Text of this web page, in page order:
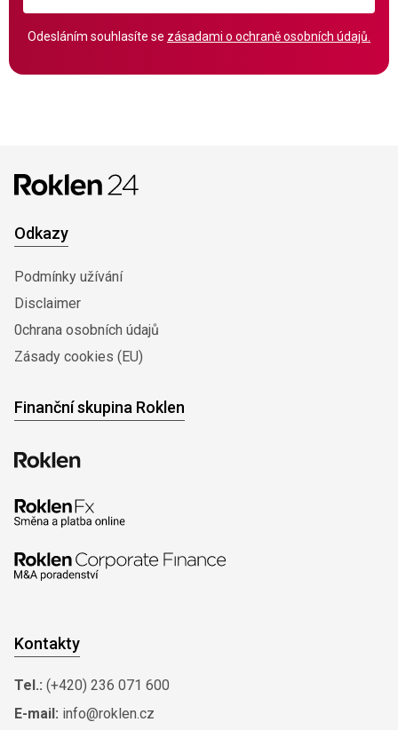
Odesláním souhlasíte se zásadami o ochraně osobních údajů.
Odkazy
Podmínky užívání
Disclaimer
0chrana osobních údajů
Zásady cookies (EU)
Finanční skupina Roklen
Kontakty
Tel.: (+420) 236 071 600
E-mail: info@roklen.cz